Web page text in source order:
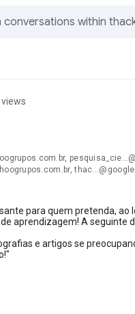
views
para quem pretenda,
aprendizagem! A seguinte
e artigos se